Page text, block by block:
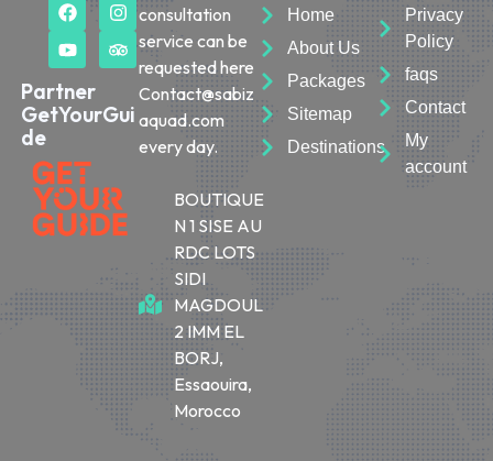
Partner
GetYourGui
de
consultation
service can be
requested here
Contact@sabiz
aquad.com
every day.
BOUTIQUE
N 1 SISE AU
RDC LOTS
SIDI
MAGDOUL
2 IMM EL
BORJ,
Essaouira,
Morocco
Home
About Us
Packages
Sitemap
Destinations
Privacy
Policy
faqs
Contact
My
account